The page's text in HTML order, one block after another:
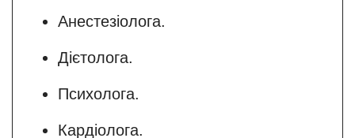
Анестезіолога.
Дієтолога.
Психолога.
Кардіолога.